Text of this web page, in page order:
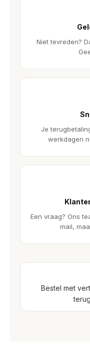
Niet tevreden?
Je
werkdagen
Een vraag? Ons
mail,
Bestel met